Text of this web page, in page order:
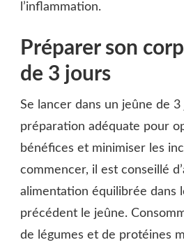
l’inflammation.
Préparer son
de 3 jours
Se lancer dans un jeûne de
préparation adéquate pour
bénéfices et minimiser les
commencer, il est conseillé
alimentation équilibrée dans
précédent le jeûne.
de légumes et de protéines